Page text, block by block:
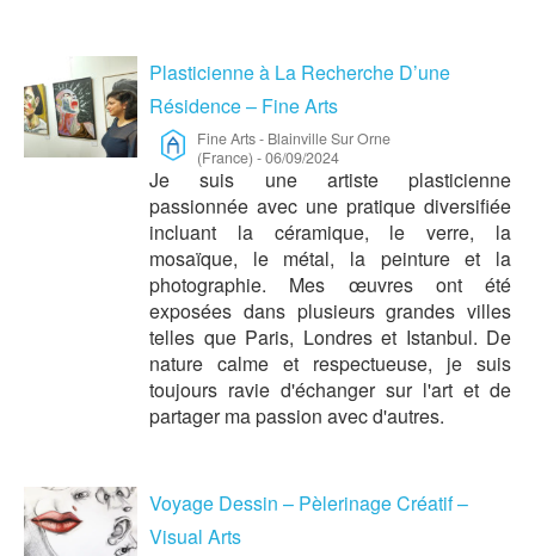
Plasticienne à La Recherche D’une
Résidence – Fine Arts
Fine Arts- Blainville Sur Orne
(France) -06/09/2024
Je suis une artiste plasticienne
passionnée avec une pratique diversifiée
incluant la céramique, le verre, la
mosaïque, le métal, la peinture et la
photographie. Mes œuvres ont été
exposées dans plusieurs grandes villes
telles que Paris, Londres et Istanbul. De
nature calme et respectueuse, je suis
toujours ravie d'échanger sur l'art et de
partager ma passion avec d'autres.
Voyage Dessin – Pèlerinage Créatif –
Visual Arts